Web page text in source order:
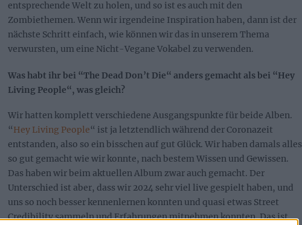
entsprechende Welt zu holen, und so ist es auch mit den
Zombiethemen. Wenn wir irgendeine Inspiration haben, dann ist der
nächste Schritt einfach, wie können wir das in unserem Thema
verwursten, um eine Nicht-Vegane Vokabel zu verwenden.
Was habt ihr bei “The Dead Don’t Die“ anders gemacht als bei “Hey
Living People“, was gleich?
Wir hatten komplett verschiedene Ausgangspunkte für beide Alben.
“Hey Living People“ ist ja letztendlich während der Coronazeit
entstanden, also so ein bisschen auf gut Glück. Wir haben damals alles
so gut gemacht wie wir konnte, nach bestem Wissen und Gewissen.
Das haben wir beim aktuellen Album zwar auch gemacht. Der
Unterschied ist aber, dass wir 2024 sehr viel live gespielt haben, und
uns so noch besser kennenlernen konnten und quasi etwas Street
Credibility sammeln und Erfahrungen mitnehmen konnten. Das ist